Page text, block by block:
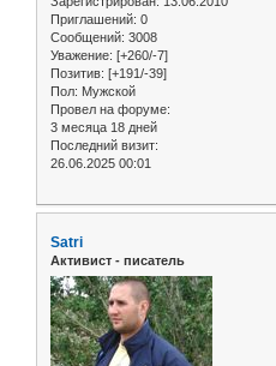
Приглашений: 0
Сообщений: 3008
Уважение: [+260/-7]
Позитив: [+191/-39]
Пол: Мужской
Провел на форуме:
3 месяца 18 дней
Последний визит:
26.06.2025 00:01
Satri
Активист - писатель